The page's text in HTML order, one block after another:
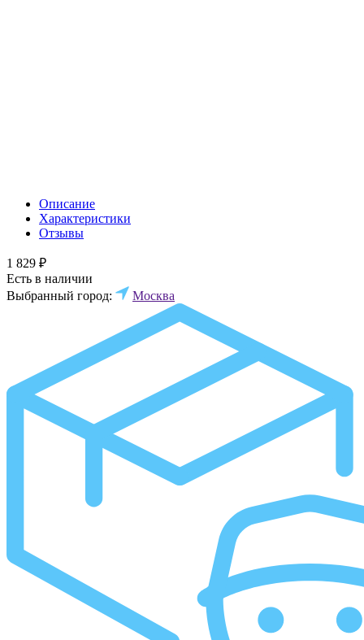
Описание
Характеристики
Отзывы
1 829 ₽
Есть в наличии
Выбранный город:
Москва